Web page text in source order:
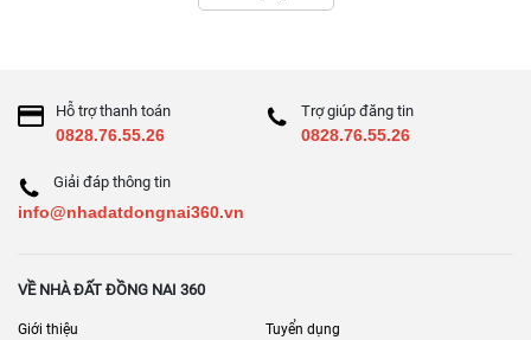
Hỗ trợ thanh toán
0828.76.55.26
Trợ giúp đăng tin
0828.76.55.26
Giải đáp thông tin
info@nhadatdongnai360.vn
VỀ NHÀ ĐẤT ĐỒNG NAI 360
Giới thiệu
Tuyển dụng